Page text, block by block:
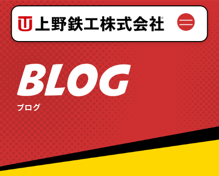
会社案内
理念と歴史
お問い合わせの流れ
サービス
ブログ